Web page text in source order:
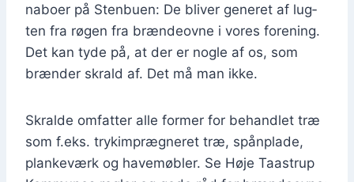
nabo­er på Sten­bu­en: De bli­ver gene­ret af lug­
ten fra røgen fra bræn­de­ov­ne i vores for­e­ning.
Det kan tyde på, at der er nog­le af os, som
bræn­der skrald af. Det må man ikke.
Skral­de omfat­ter alle for­mer for behand­let træ
som f.eks. try­kim­præg­ne­ret træ, spå­n­pla­de,
plan­ke­værk og have­møb­ler. Se Høje Taa­strup